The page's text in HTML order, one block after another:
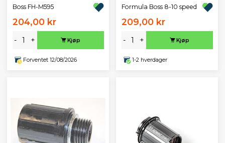
Boss FH-M595
204,00 kr
- + Kjøp
Forventet 12/08/2026
Formula Boss 8-10 speed
209,00 kr
- + Kjøp
1-2 hverdager